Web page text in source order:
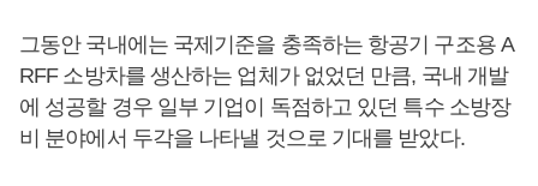
그동안 국내에는 국제기준을 충족하는 항공기 구조용 A
RFF 소방차를 생산하는 업체가 없었던 만큼, 국내 개발
에 성공할 경우 일부 기업이 독점하고 있던 특수 소방장
비 분야에서 두각을 나타낼 것으로 기대를 받았다.